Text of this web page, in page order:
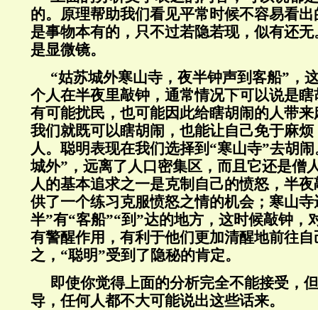
的。原理帮助我们看见平常时候不容易看
是事物本有的，只不过若隐若现，似有还
是显微镜。
“姑苏城外寒山寺，夜半钟声到客船”，
个人在半夜里敲钟，通常情况下可以说是
有可能扰民，也可能因此给瞎胡闹的人带
我们就既可以瞎胡闹，也能让自己免于麻
人。聪明表现在我们选择到“寒山寺”去胡
城外”，远离了人口密集区，而且它还是僧
人的基本追求之一是克制自己的愤怒，半
供了一个练习克服愤怒之情的机会；寒山
半”有“客船”“到”达的地方，这时候敲钟，
有警醒作用，有利于他们更加清醒地前往
之，“聪明”受到了隐秘的肯定。
即使你觉得上面的分析完全不能接受，
导，任何人都不大可能说出这些话来。